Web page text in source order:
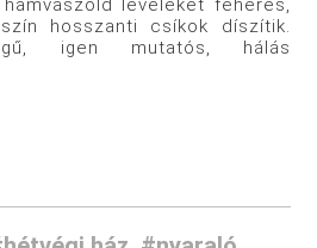
leveleket fehéres,
hosszanti csíkok díszítik.
igen mutatós, hálás